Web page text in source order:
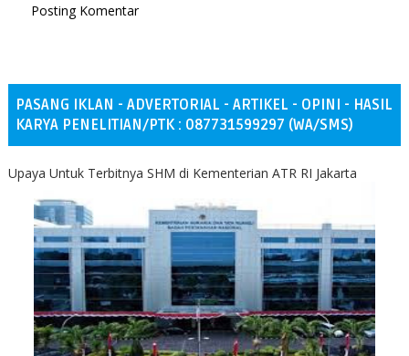
Posting Komentar
PASANG IKLAN - ADVERTORIAL - ARTIKEL - OPINI - HASIL
KARYA PENELITIAN/PTK : 087731599297 (WA/SMS)
Upaya Untuk Terbitnya SHM di Kementerian ATR RI Jakarta